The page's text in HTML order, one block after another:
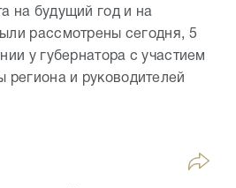
на будущий год и на
рассмотрены сегодня, 5
у губернатора с участием
региона и руководителей